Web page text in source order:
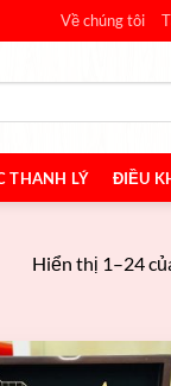
Về chúng tôi
THANH LÝ ĐIỀU
Hiển thị 1–24